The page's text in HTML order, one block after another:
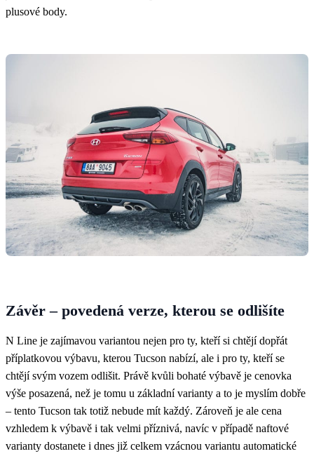
plusové body.
Závěr – povedená verze, kterou se odlišíte
N Line je zajímavou variantou nejen pro ty, kteří si chtějí dopřát
příplatkovou výbavu, kterou Tucson nabízí, ale i pro ty, kteří se
chtějí svým vozem odlišit. Právě kvůli bohaté výbavě je cenovka
výše posazená, než je tomu u základní varianty a to je myslím dobře
– tento Tucson tak totiž nebude mít každý. Zároveň je ale cena
vzhledem k výbavě i tak velmi příznivá, navíc v případě naftové
varianty dostanete i dnes již celkem vzácnou variantu automatické